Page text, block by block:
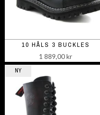
10 HÅLS 3 BUCKLES
1 889,00 kr
NY